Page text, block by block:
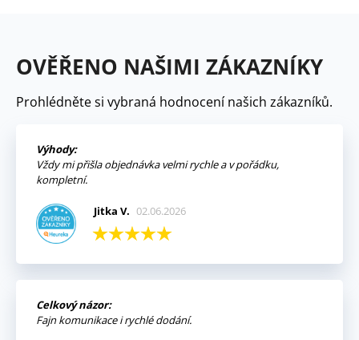
OVĚŘENO NAŠIMI ZÁKAZNÍKY
Prohlédněte si vybraná hodnocení našich zákazníků.
Výhody:
Vždy mi přišla objednávka velmi rychle a v pořádku,
kompletní.
Jitka V. 02.06.2026
Celkový názor:
Fajn komunikace i rychlé dodání.